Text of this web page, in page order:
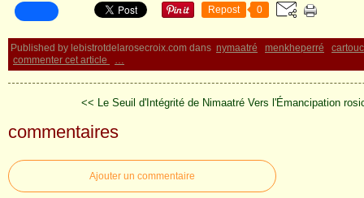
Repost 0
Published by lebistrotdelarosecroix.com dans nymaatré menkheperré
commenter cet article
…
<< Le Seuil d'Intégrité de Nimaatré Vers l'Émancipation
commentaires
Ajouter un commentaire